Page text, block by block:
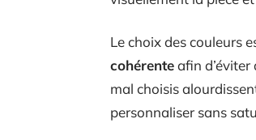
Le choix des couleurs
cohérenteafin
mal choisis
personnaliser sans